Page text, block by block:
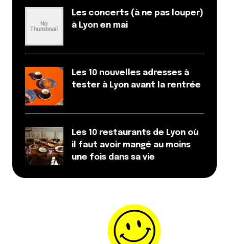
Les concerts (à ne pas louper)
à Lyon en mai
Les 10 nouvelles adresses à
tester à Lyon avant la rentrée
Les 10 restaurants de Lyon où
il faut avoir mangé au moins
une fois dans sa vie